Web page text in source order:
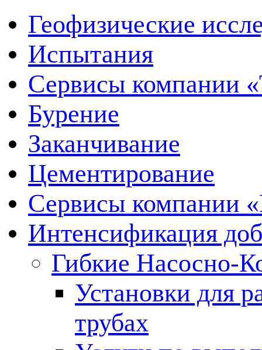
Геофизические
Испытания
Сервисы компании
Бурение
Заканчивание
Цементирование
Сервисы компании
Интенсификация
Гибкие Насосно-
Установки для
трубах